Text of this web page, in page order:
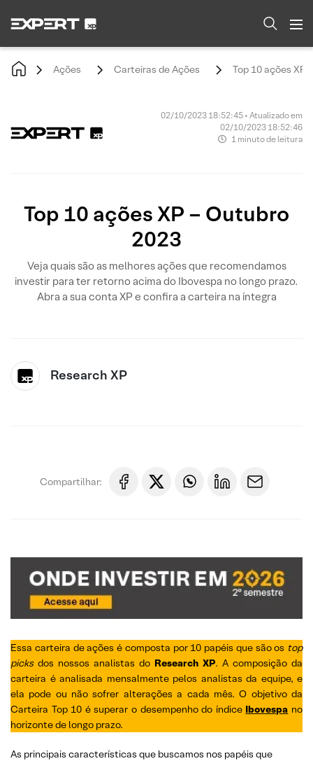
Ações Carteiras de Ações Top 10 ações XP
02/10/2023 18:52:45 • Atualizado em
02/10/2023 18:52:46
1 minuto de leitura
Top 10 ações XP – Outubro
2023
Veja quais são as melhores ações que recomendamos
investir para ter retorno acima do Ibovespa no longo prazo.
Abra a sua conta XP e confira a carteira na íntegra
Research XP
Compartilhar:
Essa carteira de ações é composta por 10 papéis que são os top
picksdos nossos analistas do Research XP. A composição da
carteira é analisada mensalmente pelos analistas da equipe, e
ela pode ou não sofrer alterações a cada mês. O objetivo da
Carteira Top 10 é superar o desempenho do índice Ibovespa no
horizonte de longo prazo.
As principais características que buscamos nos papéis que